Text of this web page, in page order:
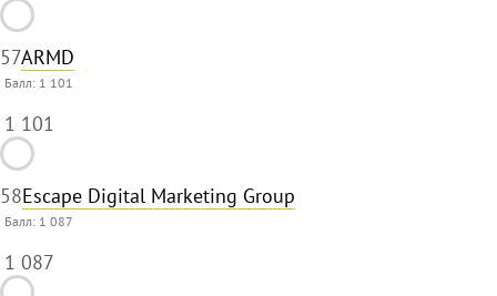
57ARMD
Балл: 1 101
1 101
58Escape Digital Marketing Group
Балл: 1 087
1 087